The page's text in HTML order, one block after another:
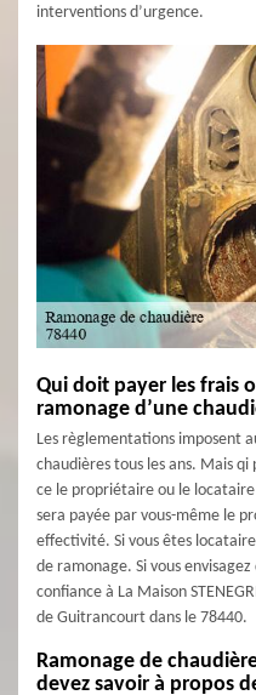
interventions d’urgence.
Qui doit payer les frais
ramonage d’une
Les règlementations imposent
chaudières tous les ans. Mais
ce le propriétaire ou le
sera payée par vous-même le
effectivité. Si vous êtes
de ramonage. Si vous
confiance à La Maison
de Guitrancourt dans le 78440.
Ramonage de
devez savoir à propos